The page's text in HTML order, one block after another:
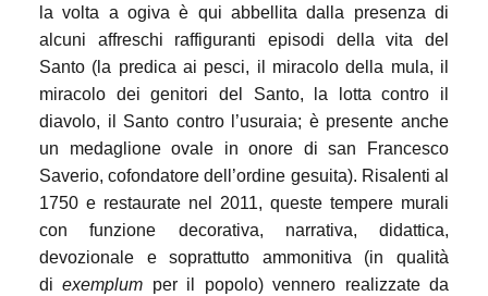
la volta a ogiva è qui abbellita dalla presenza di
alcuni affreschi raffiguranti episodi della vita del
Santo (la predica ai pesci, il miracolo della mula, il
miracolo dei genitori del Santo, la lotta contro il
diavolo, il Santo contro l’usuraia; è presente anche
un medaglione ovale in onore di san Francesco
Saverio, cofondatore dell’ordine gesuita). Risalenti al
1750 e restaurate nel 2011, queste tempere murali
con funzione decorativa, narrativa, didattica,
devozionale e soprattutto ammonitiva (in qualità
diexemplum per il popolo) vennero realizzate da